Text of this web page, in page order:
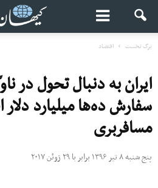
برگ نخست اقتصاد
ایران به دنبال تحول در
سفارش ده‌ها میلیارد
مسافربری
پنج شنبه ۸ تیر ۱۳۹۶ برابر با ۲۹ ژوئن ۲۰۱۷